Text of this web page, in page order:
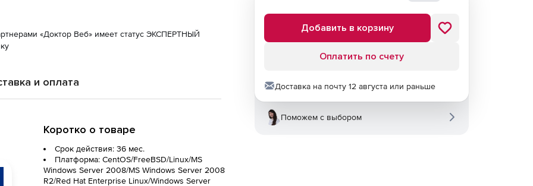
«Доктор Веб» имеет статус ЭКСПЕРТНЫЙ
и оплата
Коротко о товаре
Срок действия: 36 мес.
Платформа: CentOS/FreeBSD/Linux/MS
Windows Server 2008/MS Windows Server 2008
R2/Red Hat Enterprise Linux/Windows Server
Добавить в корзину
Оплатить по счету
Доставка на почту 12 августа или раньше
Поможем с выбором